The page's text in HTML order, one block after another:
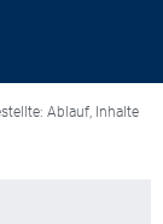
Ablauf, Inhalte